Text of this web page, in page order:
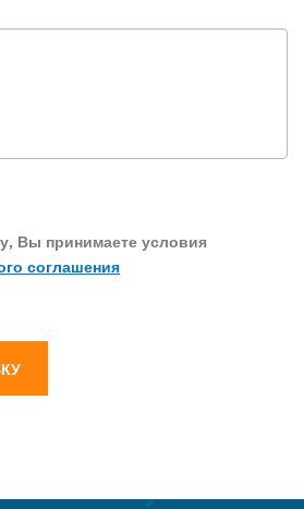
Вы принимаете условия
соглашения